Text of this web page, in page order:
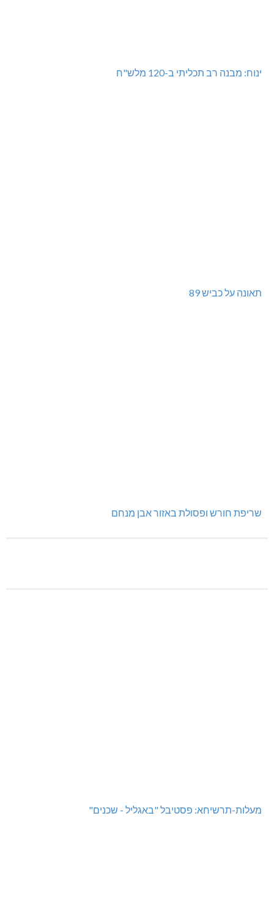
ינוח: מבנה רב תכליתי ב-120 מלש"ח
תאונה על כביש 89
שריפת חורש ופסולת באזור אבן מנחם
מעלות-תרשיחא: פסטיבל "באגליל - שכנים"